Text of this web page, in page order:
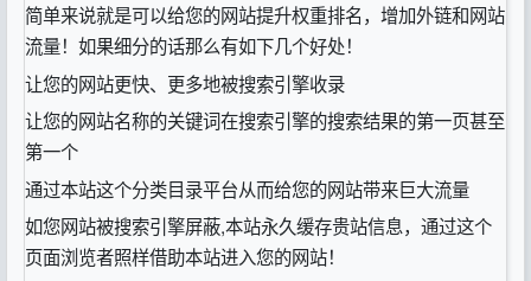
简单来说就是可以给您的网站提升权重排名，增加外链和网站
流量！如果细分的话那么有如下几个好处！
让您的网站更快、更多地被搜索引擎收录
让您的网站名称的关键词在搜索引擎的搜索结果的第一页甚至
第一个
通过本站这个分类目录平台从而给您的网站带来巨大流量
如您网站被搜索引擎屏蔽,本站永久缓存贵站信息，通过这个
页面浏览者照样借助本站进入您的网站！